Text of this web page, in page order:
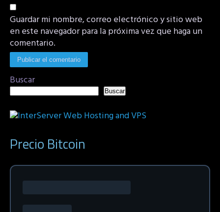
Guardar mi nombre, correo electrónico y sitio web
en este navegador para la próxima vez que haga un
comentario.
Buscar
Buscar
Precio Bitcoin